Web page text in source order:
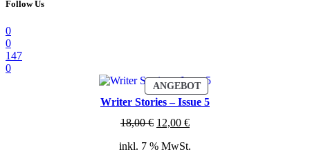
Follow Us
0
0
147
0
ANGEBOTPRODUKT
IM
ANGEBOT
Writer Stories – Issue 5
18,00€ Ursprünglicher
war:
12,00 €Aktueller
ist:
inkl. 7 % MwSt.